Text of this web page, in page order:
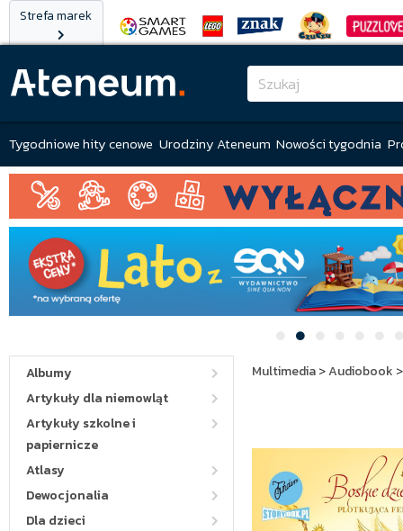
Strefa marek
Tygodniowe hity cenowe Urodziny Ateneum Nowości tygodnia
Albumy
Artykuły dla niemowląt
Artykuły szkolne i
papiernicze
Atlasy
Dewocjonalia
Dla dzieci
Multimedia>Audiobook